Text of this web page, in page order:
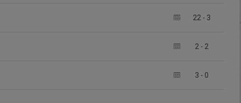
22 - 3
2 - 2
3 - 0